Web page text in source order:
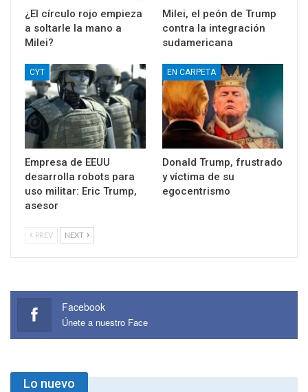
¿El círculo rojo empieza
a soltarle la mano a
Milei?
Milei, el peón de Trump
contra la integración
sudamericana
CYT
Empresa de EEUU
desarrolla robots para
uso militar: Eric Trump,
asesor
EN CARPETA
Donald Trump, frustrado
y víctima de su
egocentrismo
PREV NEXT
Facebook
Únete a nuestro Face
Lo nuevo